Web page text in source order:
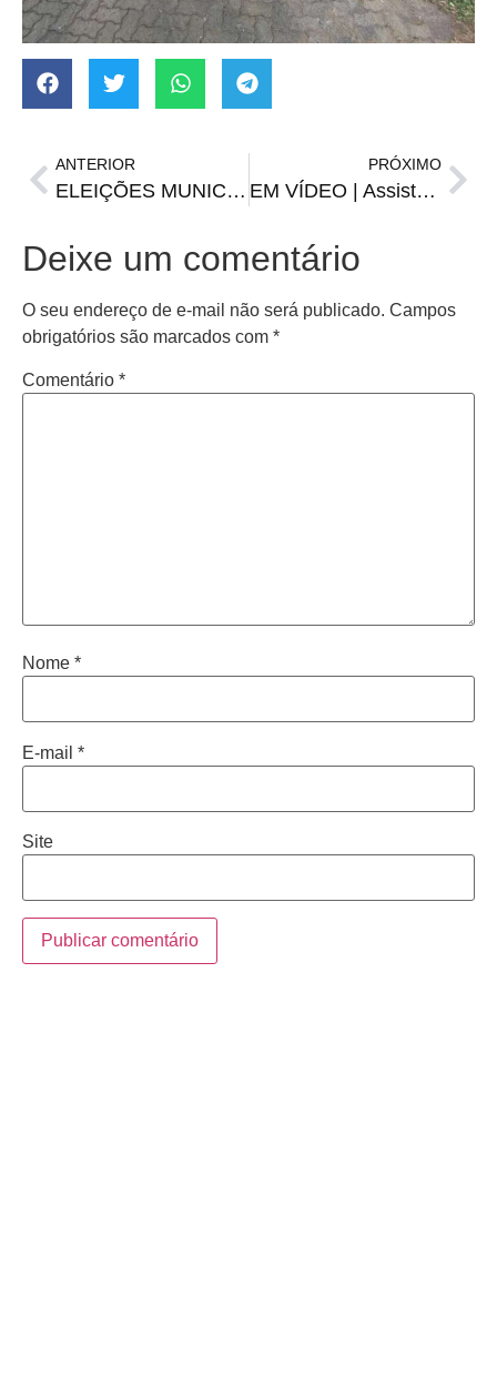
ANTERIOR
ELEIÇÕES MUNICIPAIS: ACOMPANHE A APURAÇÃO AO VIVO
PRÓXIMO
EM VÍDEO | Assista o ESPORTE TODO DIA desta segunda-feira, 16 de dezembro
Deixe um comentário
O seu endereço de e-mail não será publicado. Campos
obrigatórios são marcados com *
Comentário *
Nome *
E-mail *
Site